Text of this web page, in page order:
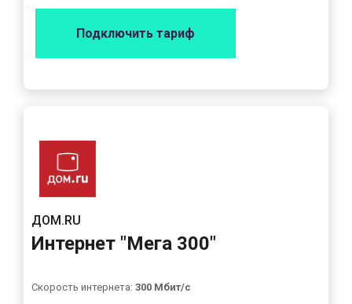
Подключить тариф
ДОМ.RU
Интернет "Мега 300"
Скорость интернета: 300 Мбит/с